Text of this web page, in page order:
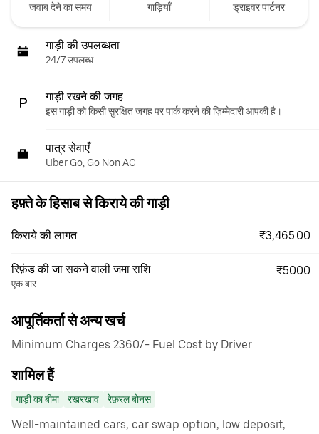
जवाब देने का समय गाड़ियाँ ड्राइवर पार्टनर
गाड़ी की उपलब्धता
24/7 उपलब्ध
गाड़ी रखने की जगह
इस गाड़ी को किसी सुरक्षित जगह पर पार्क करने की ज़िम्मेदारी आपकी है।
पात्र सेवाएँ
Uber Go, Go Non AC
हफ़्ते के हिसाब से किराये की गाड़ी
किराये की लागत ₹3,465.00
रिफ़ंड की जा सकने वाली जमा राशि
एक बार
₹5000
आपूर्तिकर्ता से अन्य खर्च
Minimum Charges 2360/- Fuel Cost by Driver
शामिल हैं
गाड़ी का बीमा रखरखाव रेफ़रल बोनस
Well-maintained cars, car swap option, low deposit,